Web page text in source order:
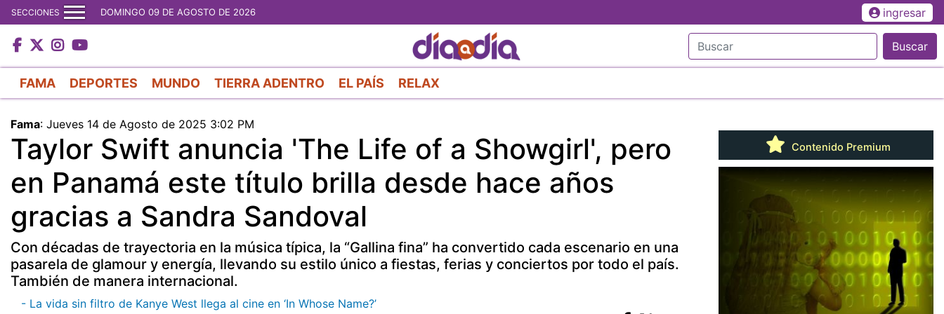
al
contenido
principal
SECCIONES DOMINGO 09 DE AGOSTO DE 2026 ingresar
Buscar
FAMA DEPORTES MUNDO TIERRA ADENTRO EL PAÍS RELAX
Fama: Jueves 14 de Agosto de 2025 3:02 PM
Taylor Swift anuncia 'The Life of a Showgirl', pero
en Panamá este título brilla desde hace años
gracias a Sandra Sandoval
Con décadas de trayectoria en la música típica, la “Gallina fina” ha convertido cada escenario en una
pasarela de glamour y energía, llevando su estilo único a fiestas, ferias y conciertos por todo el país.
También de manera internacional.
- La vida sin filtro de Kanye West llega al cine en ‘In Whose Name?’
Contenido Premium